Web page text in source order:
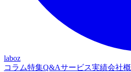
laboz
コラム特集Q&Aサービス実績会社